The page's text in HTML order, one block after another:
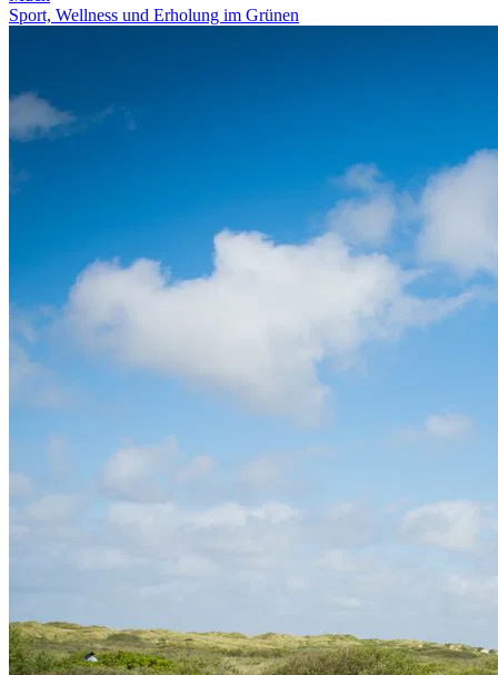
Sport, Wellness und Erholung im Grünen